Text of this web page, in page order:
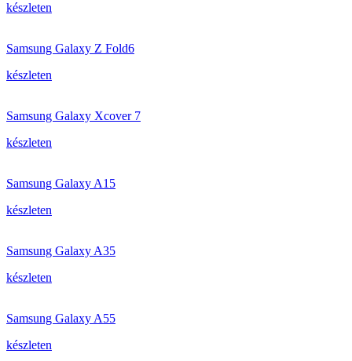
készleten
Samsung Galaxy Z Fold6
készleten
Samsung Galaxy Xcover 7
készleten
Samsung Galaxy A15
készleten
Samsung Galaxy A35
készleten
Samsung Galaxy A55
készleten